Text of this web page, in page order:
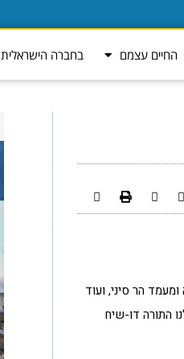
החיים עצמם בחברה הישראלית
הר סיני, ועוד
התורה דו-שיח